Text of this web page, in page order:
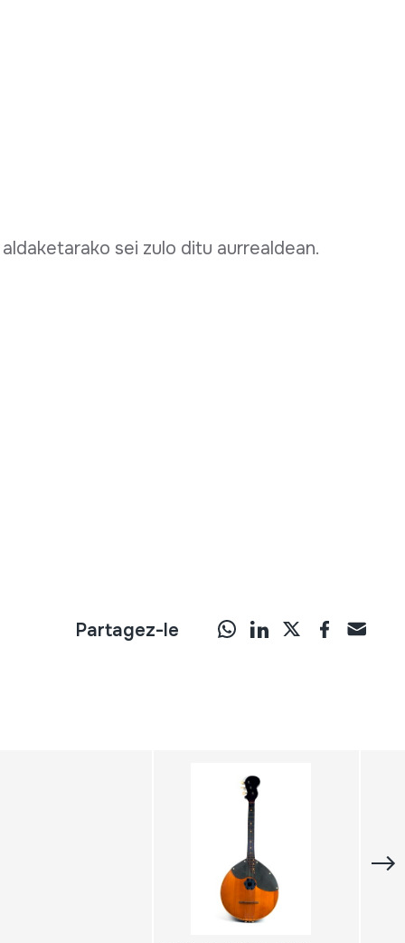
sei zulo ditu aurrealdean.
Partagez-le